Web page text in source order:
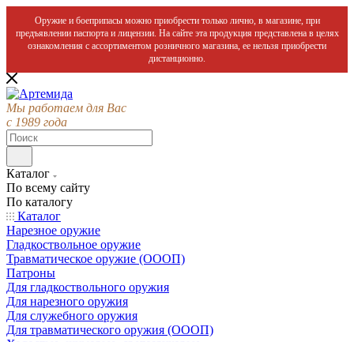
Оружие и боеприпасы можно приобрести только лично, в магазине, при
предъявлении паспорта и лицензии. На сайте эта продукция представлена в целях
ознакомления с ассортиментом розничного магазина, ее нельзя приобрести
дистанционно.
Мы работаем для Вас
с 1989 года
Каталог
По всему сайту
По каталогу
Каталог
Нарезное оружие
Гладкоствольное оружие
Травматическое оружие (ОООП)
Патроны
Для гладкоствольного оружия
Для нарезного оружия
Для служебного оружия
Для травматического оружия (ОООП)